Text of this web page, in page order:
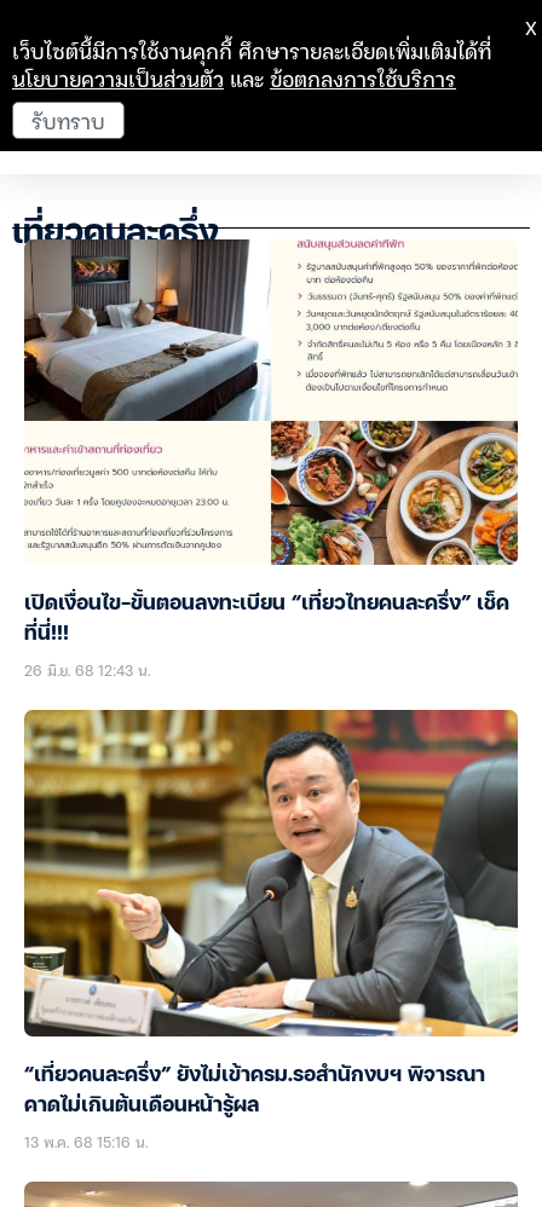
เที่ยวคนละครึ่ง
เปิดเงื่อนไข-ขั้นตอนลงทะเบียน “เที่ยวไทยคนละครึ่ง” เช็ค
ที่นี่!!!
26 มิ.ย. 68 12:43 น.
“เที่ยวคนละครึ่ง” ยังไม่เข้าครม.รอสำนักงบฯ พิจารณา
คาดไม่เกินต้นเดือนหน้ารู้ผล
13 พ.ค. 68 15:16 น.
เว็บไซต์นี้มีการใช้งานคุกกี้ ศึกษารายละเอียดเพิ่มเติมได้ที่
นโยบายความเป็นส่วนตัว และข้อตกลงการใช้บริการ
รับทราบ
X